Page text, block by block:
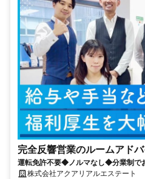
完全反響営業のルームアド
運転免許不要◆ノルマなし◆分業制で
株式会社アクアリアルエステート